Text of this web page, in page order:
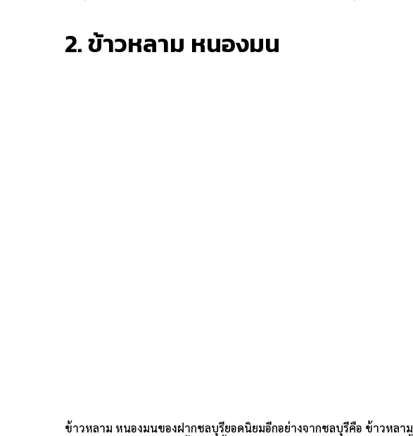
2. ข้าวหลาม หนองมน
ข้าวหลาม หนองมนของฝากชลบุรียอดนิยมอีกอย่างจากชลบุรีคือ ข้าวหลาม